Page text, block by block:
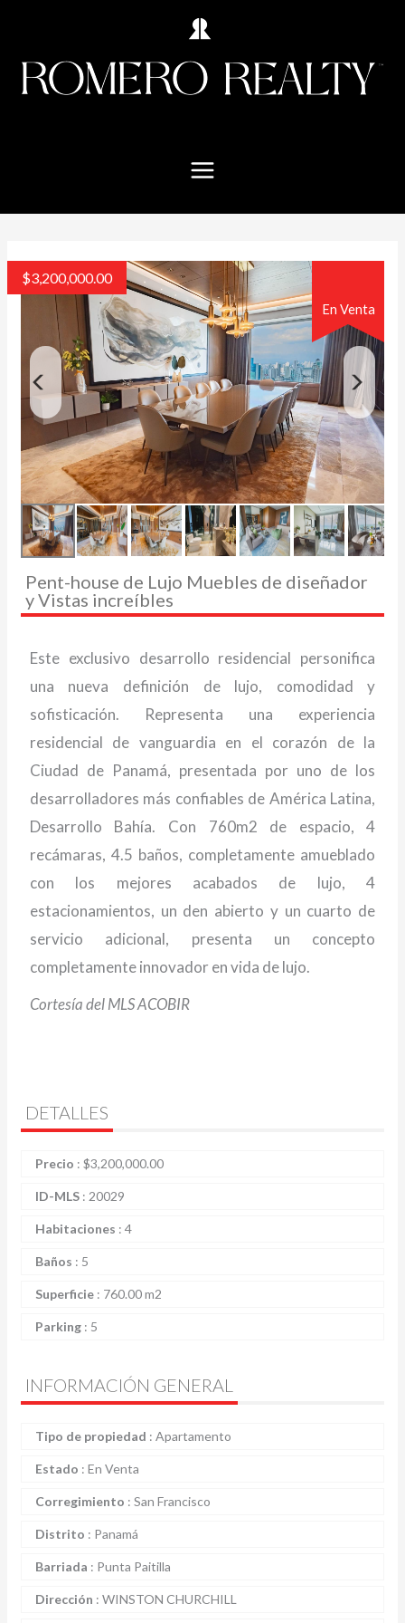
En Venta
$3,200,000.00
Pent-house de Lujo Muebles de diseñador
y Vistas increíbles
Este exclusivo desarrollo residencial personifica
una nueva definición de lujo, comodidad y
sofisticación. Representa una experiencia
residencial de vanguardia en el corazón de la
Ciudad de Panamá, presentada por uno de los
desarrolladores más confiables de América Latina,
Desarrollo Bahía. Con 760m2 de espacio, 4
recámaras, 4.5 baños, completamente amueblado
con los mejores acabados de lujo, 4
estacionamientos, un den abierto y un cuarto de
servicio adicional, presenta un concepto
completamente innovador en vida de lujo.
Cortesía del MLS ACOBIR
DETALLES
Precio : $3,200,000.00
ID-MLS : 20029
Habitaciones : 4
Baños : 5
Superficie : 760.00 m2
Parking : 5
INFORMACIÓN GENERAL
Tipo de propiedad : Apartamento
Estado : En Venta
Corregimiento : San Francisco
Distrito : Panamá
Barriada : Punta Paitilla
Dirección : WINSTON CHURCHILL